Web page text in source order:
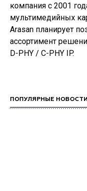
компания с 2001
мультимедийных
Arasan планирует
ассортимент
D-PHY / C-PHY IP.
ПОПУЛЯРНЫЕ НОВОСТИ